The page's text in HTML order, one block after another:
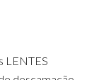
LENTES